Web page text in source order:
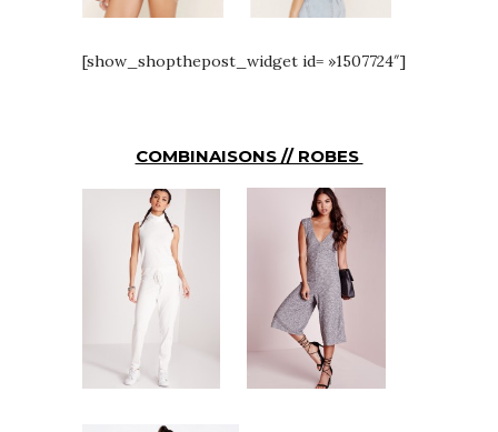
[show_shopthepost_widget id= »1507724″]
COMBINAISONS // ROBES